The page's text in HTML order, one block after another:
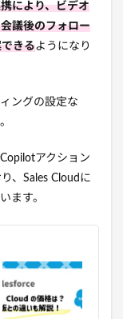
により、ビデオ
議後のフォロー
きるようになり
ングの設定な
アクション
、Sales Cloudに
ます。